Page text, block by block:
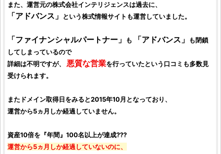
また、運営元の株式会社インテリジェンスは過去に、
「アドバンス 」 という株式情報サイト も運営していました。
「ファイナンシャルパートナー 」 も 「アドバンス 」
も閉鎖
してしまっているので
詳細は不明ですが、 悪質な営業を行っていたという口コミも多数見
受けられます。
またドメイン取得日をみると2015年10月となっており、
運営から5ヵ月しか経過していません。
資産10倍を『年間』100名以上が達成???
運営から5ヵ月しか経過していないのに、